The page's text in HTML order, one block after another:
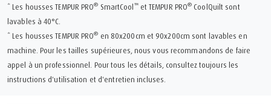
* Les housses TEMPUR PRO® SmartCool™et TEMPUR PRO® CoolQuilt sont
lavables à 40°C.
* Les housses TEMPUR PRO® en 80x200cm et 90x200cm sont lavables en
machine. Pour les tailles supérieures, nous vous recommandons de faire
appel à un professionnel. Pour tous les détails, consultez toujours les
instructions d'utilisation et d'entretien incluses.